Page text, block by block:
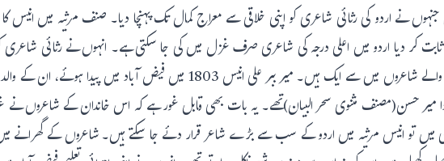
نے اردو کی رثائی شاعری کو اپنی خلاقی سے معراج کمال تک پہنچا دیا۔ صنف مرثیہ میں
کر دیا اردو میں اعلی درجہ کی شاعری صرف غزل میں کی جا سکتی ہے۔ انہوں نے رثائی
آج بھی اردو میں سب سے زیادہ پڑھے جانے والے شاعروں میں سے ایک ہیں۔ میر
میر حسن(مصنف مثنوی سحر البیان)تھے۔ یہ بات بھی قابل غور ہے کہ اس خاندان کے
میں تو انیس مرثیہ میں اردو کے سب سے بڑے شاعر قرار دئے جا سکتے ہیں۔ شاعروں کے